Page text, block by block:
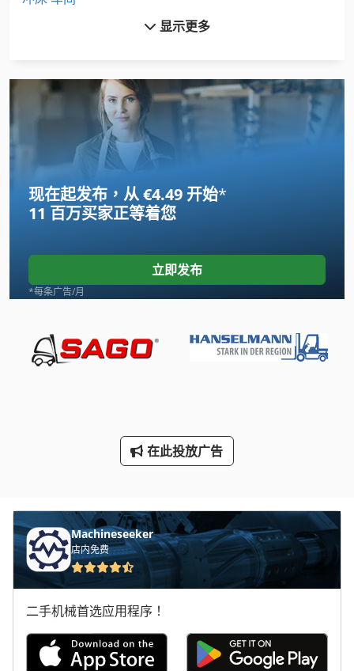
叉车 门 架
地板 车
工具 车
曲轴 车床
机械 车床
柴油 叉车
燃气叉车
车载 平台
车间 设备
轧辊 车床
轮式装载机
运输 车
显示更多
现在起发布，从 €4.49 开始*
11 百万买家正等着您
立即发布
*每条广告/月
在此投放广告
Machineseeker
店内免费
二手机械首选应用程序！